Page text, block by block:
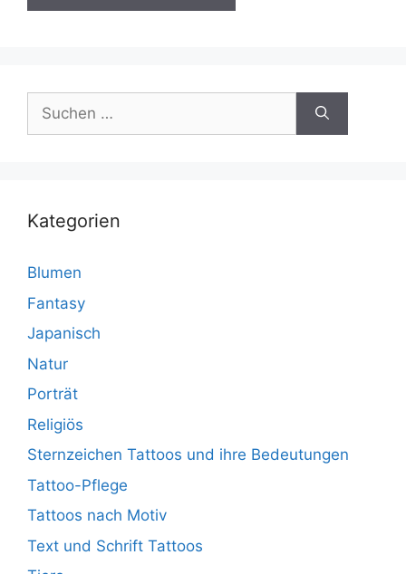
Suchen
nach:
Kategorien
Blumen
Fantasy
Japanisch
Natur
Porträt
Religiös
Sternzeichen Tattoos und ihre Bedeutungen
Tattoo-Pflege
Tattoos nach Motiv
Text und Schrift Tattoos